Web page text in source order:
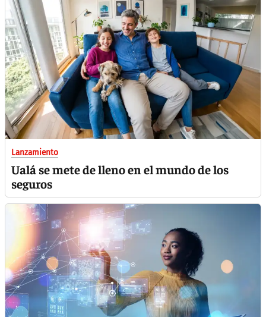
Lanzamiento
Ualá se mete de lleno en el mundo de los
seguros